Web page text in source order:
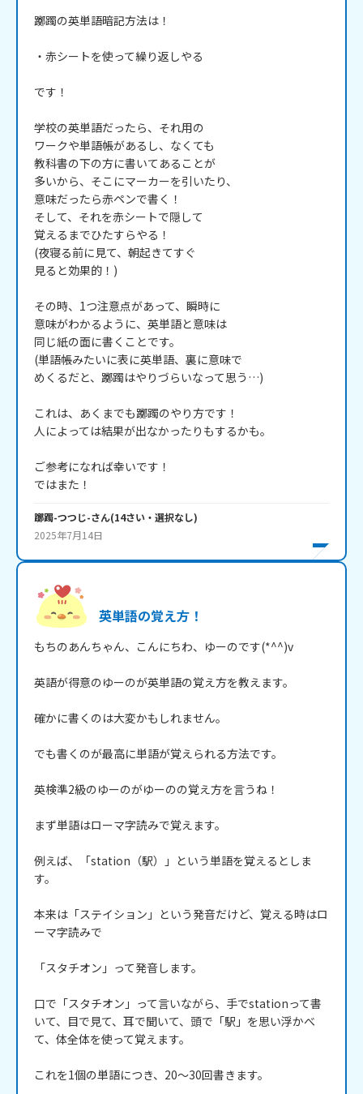
躑躅の英単語暗記方法は！
・赤シートを使って繰り返しやる
です！
学校の英単語だったら、それ用の
ワークや単語帳があるし、なくても
教科書の下の方に書いてあることが
多いから、そこにマーカーを引いたり、
意味だったら赤ペンで書く！
そして、それを赤シートで隠して
覚えるまでひたすらやる！
(夜寝る前に見て、朝起きてすぐ
見ると効果的！)
その時、1つ注意点があって、瞬時に
意味がわかるように、英単語と意味は
同じ紙の面に書くことです。
(単語帳みたいに表に英単語、裏に意味で
めくるだと、躑躅はやりづらいなって思う…)
これは、あくまでも躑躅のやり方です！
人によっては結果が出なかったりもするかも。
ご参考になれば幸いです！
ではまた！
躑躅-つつじ-さん(14さい・ 選択なし)
2025年7月14日
英単語の覚え方！
もちのあんちゃん、こんにちわ、ゆーのです(*^^)v
英語が得意のゆーのが英単語の覚え方を教えます。
確かに書くのは大変かもしれません。
でも書くのが最高に単語が覚えられる方法です。
英検準2級のゆーのがゆーのの覚え方を言うね！
まず単語はローマ字読みで覚えます。
例えば、「station（駅）」という単語を覚えるとしま
す。
本来は「ステイション」という発音だけど、覚える時はロ
ーマ字読みで
「スタチオン」って発音します。
口で「スタチオン」って言いながら、手でstationって書
いて、目で見て、耳で聞いて、頭で「駅」を思い浮かべ
て、体全体を使って覚えます。
これを1個の単語につき、20～30回書きます。